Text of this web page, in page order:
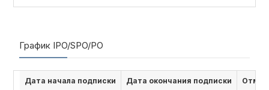
График IPO/SPO/PO
Дата начала подписки Дата окончания подписки